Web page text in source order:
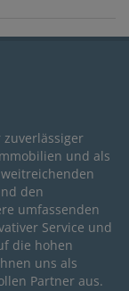
und als
den
umfassenden
Service und
die hohen
uns als
Partner aus.